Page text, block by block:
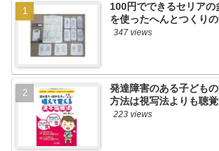
100円でできるセリアの
を使ったへんとつくり
347 views
発達障害のある子ども
方法は視写法よりも聴
223 views